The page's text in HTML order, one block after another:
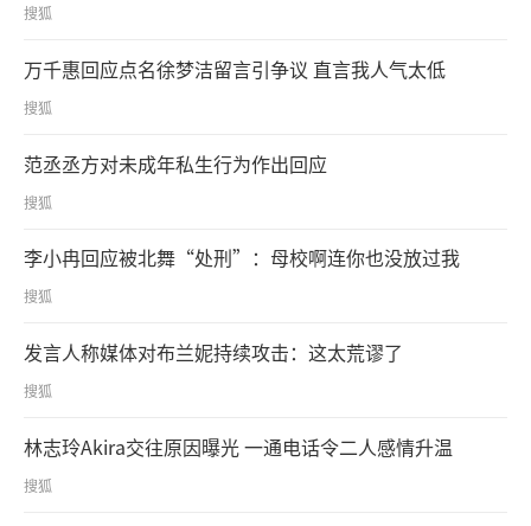
搜狐
万千惠回应点名徐梦洁留言引争议 直言我人气太低
搜狐
范丞丞方对未成年私生行为作出回应
搜狐
李小冉回应被北舞“处刑”：母校啊连你也没放过我
搜狐
发言人称媒体对布兰妮持续攻击：这太荒谬了
搜狐
林志玲Akira交往原因曝光 一通电话令二人感情升温
搜狐